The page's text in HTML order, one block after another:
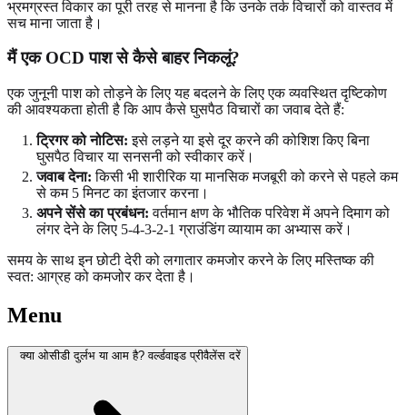
भ्रमग्रस्त विकार का पूरी तरह से मानना है कि उनके तर्क विचारों को वास्तव में
सच माना जाता है।
मैं एक OCD पाश से कैसे बाहर निकलूं?
एक जुनूनी पाश को तोड़ने के लिए यह बदलने के लिए एक व्यवस्थित दृष्टिकोण
की आवश्यकता होती है कि आप कैसे घुसपैठ विचारों का जवाब देते हैं:
ट्रिगर को नोटिस: इसे लड़ने या इसे दूर करने की कोशिश किए बिना
घुसपैठ विचार या सनसनी को स्वीकार करें।
जवाब देना: किसी भी शारीरिक या मानसिक मजबूरी को करने से पहले कम
से कम 5 मिनट का इंतजार करना।
अपने सेंसे का प्रबंधन: वर्तमान क्षण के भौतिक परिवेश में अपने दिमाग को
लंगर देने के लिए 5-4-3-2-1 ग्राउंडिंग व्यायाम का अभ्यास करें।
समय के साथ इन छोटी देरी को लगातार कमजोर करने के लिए मस्तिष्क की
स्वत: आग्रह को कमजोर कर देता है।
Menu
क्या ओसीडी दुर्लभ या आम है? वर्ल्डवाइड प्रीवैलेंस दरें